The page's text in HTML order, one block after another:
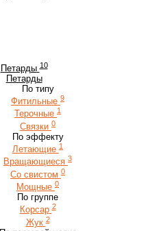
Петарды 10
Петарды
По типу
Фитильные 9
Терочные 1
Связки 0
По эффекту
Летающие 1
Вращающиеся 3
Со свистом 0
Мощные 0
По группе
Корсар 2
Жук 2